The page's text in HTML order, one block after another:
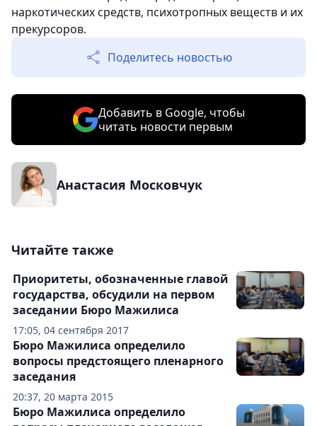
наркотических средств, психотропных веществ и их
прекурсоров.
Поделитесь новостью
Добавить в Google, чтобы
читать новости первым
Анастасия Московчук
Читайте также
17:05, 04 сентября 2017
Приоритеты, обозначенные главой
государства, обсудили на первом
заседании Бюро Мажилиса
20:37, 20 марта 2015
Бюро Мажилиса определило
вопросы предстоящего пленарного
заседания
Бюро Мажилиса определило